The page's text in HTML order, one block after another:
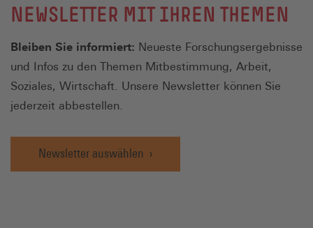
NEWSLETTER MIT IHREN THEMEN
Bleiben Sie informiert: Neueste Forschungsergebnisse
und Infos zu den Themen Mitbestimmung, Arbeit,
Soziales, Wirtschaft. Unsere Newsletter können Sie
jederzeit abbestellen.
Newsletter auswählen